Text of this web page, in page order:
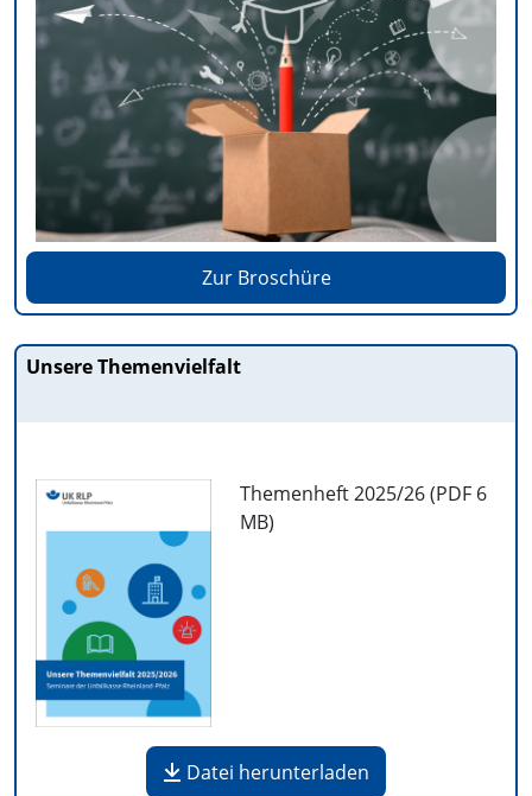
Zur Broschüre
Unsere Themenvielfalt
Themenheft 2025/26 (PDF6
MB)
Datei herunterladen